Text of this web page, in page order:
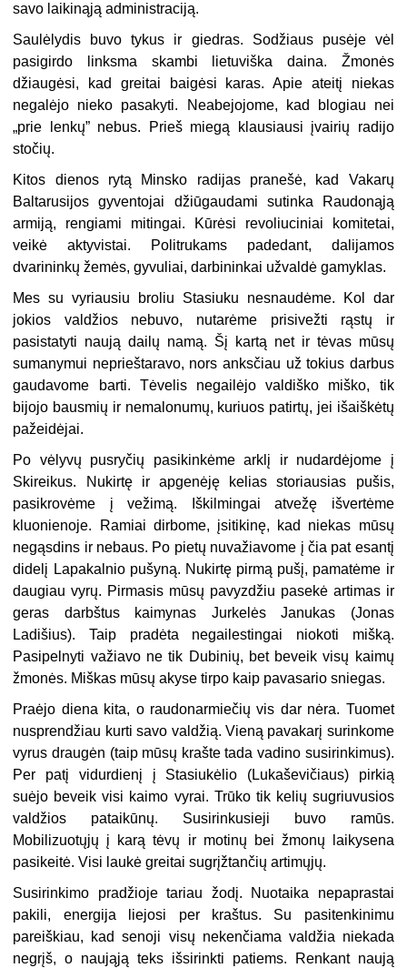
savo laikinąją administraciją.
Saulėlydis buvo tykus ir giedras. Sodžiaus pusėje vėl
pasigirdo linksma skambi lietuviška daina. Žmonės
džiaugėsi, kad greitai baigėsi karas. Apie ateitį niekas
negalėjo nieko pasakyti. Neabejojome, kad blogiau nei
„prie lenkų” nebus. Prieš miegą klausiausi įvairių radijo
stočių.
Kitos dienos rytą Minsko radijas pranešė, kad Vakarų
Baltarusijos gyventojai džiūgaudami sutinka Raudonąją
armiją, rengiami mitingai. Kūrėsi revoliuciniai komitetai,
veikė aktyvistai. Politrukams padedant, dalijamos
dvarininkų žemės, gyvuliai, darbininkai užvaldė gamyklas.
Mes su vyriausiu broliu Stasiuku nesnaudėme. Kol dar
jokios valdžios nebuvo, nutarėme prisivežti rąstų ir
pasistatyti naują dailų namą. Šį kartą net ir tėvas mūsų
sumanymui neprieštaravo, nors anksčiau už tokius darbus
gaudavome barti. Tėvelis negailėjo valdiško miško, tik
bijojo bausmių ir nemalonumų, kuriuos patirtų, jei išaiškėtų
pažeidėjai.
Po vėlyvų pusryčių pasikinkėme arklį ir nudardėjome į
Skireikus. Nukirtę ir apgenėję kelias storiausias pušis,
pasikrovėme į vežimą. Iškilmingai atvežę išvertėme
kluonienoje. Ramiai dirbome, įsitikinę, kad niekas mūsų
negąsdins ir nebaus. Po pietų nuvažiavome į čia pat esantį
didelį Lapakalnio pušyną. Nukirtę pirmą pušį, pamatėme ir
daugiau vyrų. Pirmasis mūsų pavyzdžiu pasekė artimas ir
geras darbštus kaimynas Jurkelės Janukas (Jonas
Ladišius). Taip pradėta negailestingai niokoti mišką.
Pasipelnyti važiavo ne tik Dubinių, bet beveik visų kaimų
žmonės. Miškas mūsų akyse tirpo kaip pavasario sniegas.
Praėjo diena kita, o raudonarmiečių vis dar nėra. Tuomet
nusprendžiau kurti savo valdžią. Vieną pavakarį surinkome
vyrus draugėn (taip mūsų krašte tada vadino susirinkimus).
Per patį vidurdienį į Stasiukėlio (Lukaševičiaus) pirkią
suėjo beveik visi kaimo vyrai. Trūko tik kelių sugriuvusios
valdžios pataikūnų. Susirinkusieji buvo ramūs.
Mobilizuotųjų į karą tėvų ir motinų bei žmonų laikysena
pasikeitė. Visi laukė greitai sugrįžtančių artimųjų.
Susirinkimo pradžioje tariau žodį. Nuotaika nepaprastai
pakili, energija liejosi per kraštus. Su pasitenkinimu
pareiškiau, kad senoji visų nekenčiama valdžia niekada
negrįš, o naująją teks išsirinkti patiems. Renkant naują